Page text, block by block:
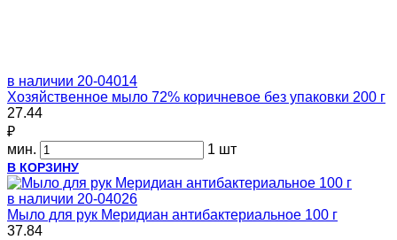
в наличии 20-04014
Хозяйственное мыло 72% коричневое без упаковки 200 г
27.44
₽
мин.
1 шт
В КОРЗИНУ
в наличии 20-04026
Мыло для рук Меридиан антибактериальное 100 г
37.84